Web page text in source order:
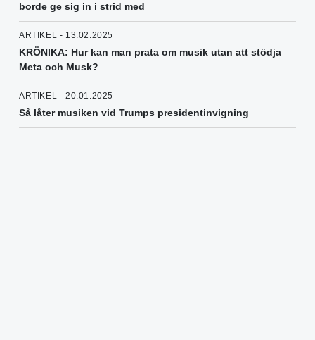
borde ge sig in i strid med
ARTIKEL - 13.02.2025
KRÖNIKA: Hur kan man prata om musik utan att stödja
Meta och Musk?
ARTIKEL - 20.01.2025
Så låter musiken vid Trumps presidentinvigning